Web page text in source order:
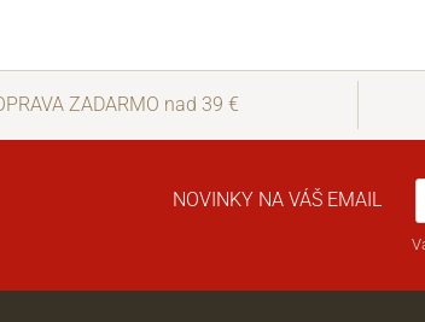
ZADARMO nad 39 €
NOVINKY NA VÁŠ EMAIL